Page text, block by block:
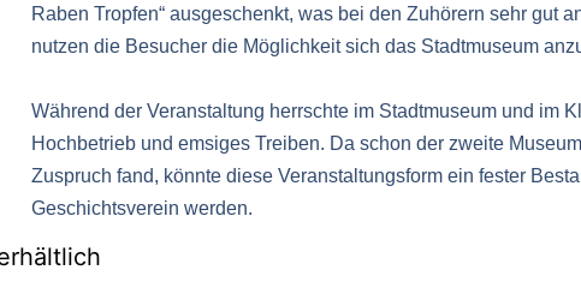
Raben Tropfen“ ausgeschenkt, was bei den Zuhörern sehr gut
nutzen die Besucher die Möglichkeit sich das Stadtmuseum
Während der Veranstaltung herrschte im Stadtmuseum und im
Hochbetrieb und emsiges Treiben. Da schon der zweite
Zuspruch fand, könnte diese Veranstaltungsform ein fester
Geschichtsverein werden.